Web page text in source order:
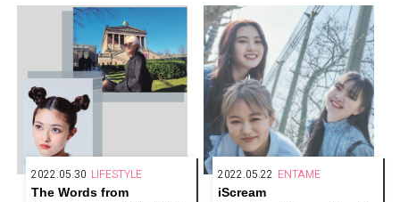
2022.05.30 LIFESTYLE
The Words from
2022.05.22 ENTAME
iScream